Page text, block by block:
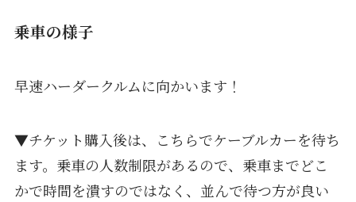
乗車の様子
早速ハーダークルムに向かいます！
▼チケット購入後は、こちらでケーブルカーを待ち
ます。乗車の人数制限があるので、乗車までどこ
かで時間を潰すのではなく、並んで待つ方が良い